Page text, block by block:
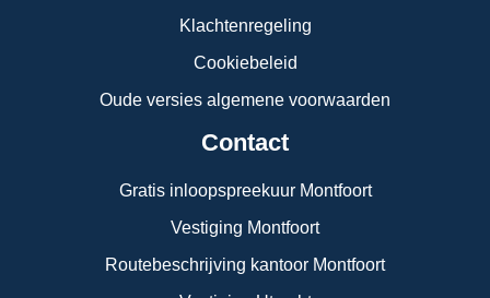
Klachtenregeling
Cookiebeleid
Oude versies algemene voorwaarden
Contact
Gratis inloopspreekuur Montfoort
Vestiging Montfoort
Routebeschrijving kantoor Montfoort